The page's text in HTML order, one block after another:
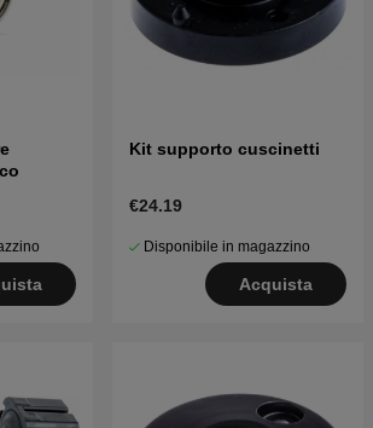
Kit supporto cuscinetti
€24.19
Disponibile in magazzino
Acquista